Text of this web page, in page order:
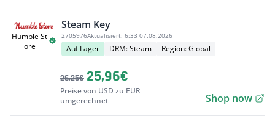
Humble St
ore
Steam Key
2705976Aktualisiert: 6:33 07.08.2026
Auf Lager DRM: Steam Region: Global
26,25€ 25,96€
Preise von USD zu EUR
umgerechnet
Shop now